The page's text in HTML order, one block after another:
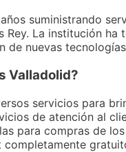
suministrando
La institución
nuevas
Valladolid?
servicios para
de atención al
para compras de
completamente